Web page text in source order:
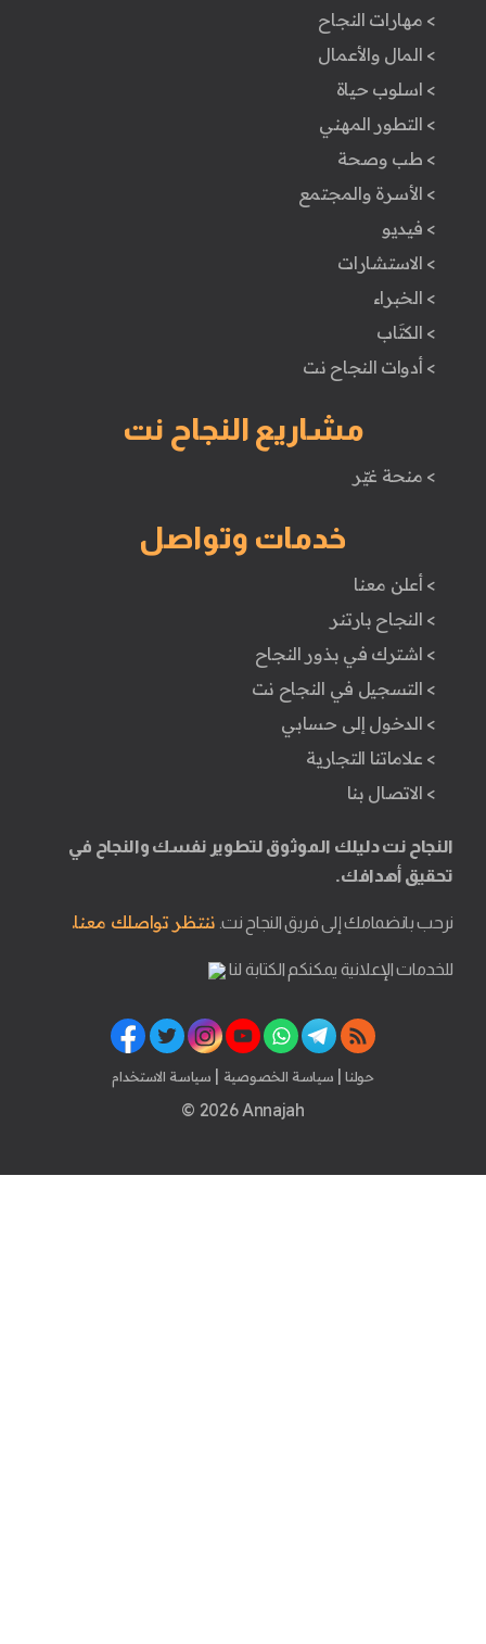
> مهارات النجاح
> المال والأعمال
> اسلوب حياة
> التطور المهني
> طب وصحة
> الأسرة والمجتمع
> فيديو
> الاستشارات
> الخبراء
> الكتَاب
> أدوات النجاح نت
مشاريع النجاح نت
> منحة غيّر
خدمات وتواصل
> أعلن معنا
> النجاح بارتنر
> اشترك في بذور النجاح
> التسجيل في النجاح نت
> الدخول إلى حسابي
> علاماتنا التجارية
> الاتصال بنا
النجاح نت دليلك الموثوق لتطوير نفسك والنجاح في
تحقيق أهدافك.
نرحب بانضمامك إلى فريق النجاح نت. ننتظر تواصلك معنا.
للخدمات الإعلانية يمكنكم الكتابة لنا
حولنا | سياسة الخصوصية | سياسة الاستخدام
© 2026 Annajah